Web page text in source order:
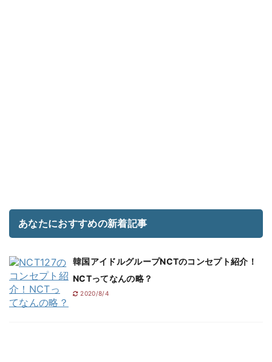
あなたにおすすめの新着記事
韓国アイドルグループNCTのコンセプト紹介！
NCTってなんの略？
2020/8/4